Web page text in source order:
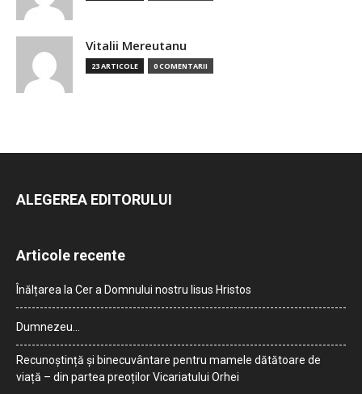
Vitalii Mereutanu
23 ARTICOLE 0 COMENTARII
ALEGEREA EDITORULUI
Articole recente
Înălțarea la Cer a Domnului nostru Iisus Hristos
Dumnezeu…
Recunoștință și binecuvântare pentru mamele dătătoare de
viață – din partea preoților Vicariatului Orhei